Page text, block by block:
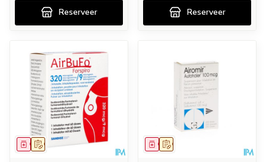
Reserveer Reserveer
Op voorschrift
Geneesmiddel Op voorschrift
Geneesmiddel